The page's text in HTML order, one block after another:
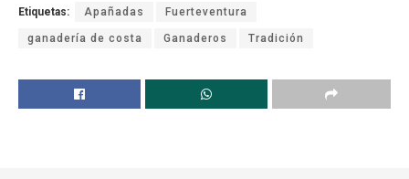
Etiquetas: Apañadas Fuerteventura
ganadería de costa Ganaderos Tradición